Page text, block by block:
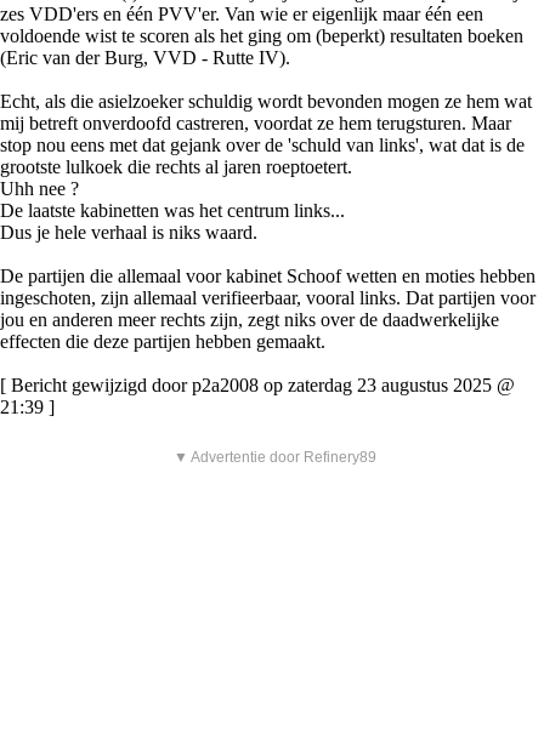
zes VDD'ers en één PVV'er. Van wie er eigenlijk maar één een
voldoende wist te scoren als het ging om (beperkt) resultaten boeken
(Eric van der Burg, VVD - Rutte IV).
Echt, als die asielzoeker schuldig wordt bevonden mogen ze hem wat
mij betreft onverdoofd castreren, voordat ze hem terugsturen. Maar
stop nou eens met dat gejank over de 'schuld van links', wat dat is de
grootste lulkoek die rechts al jaren roeptoetert.
Uhh nee ?
De laatste kabinetten was het centrum links...
Dus je hele verhaal is niks waard.
De partijen die allemaal voor kabinet Schoof wetten en moties hebben
ingeschoten, zijn allemaal verifieerbaar, vooral links. Dat partijen voor
jou en anderen meer rechts zijn, zegt niks over de daadwerkelijke
effecten die deze partijen hebben gemaakt.
[ Bericht gewijzigd door p2a2008 op zaterdag 23 augustus 2025 @
21:39 ]
▼ Advertentie door Refinery89